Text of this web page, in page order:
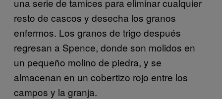
resto de cascos y desecha los granos
enfermos. Los granos de trigo después
regresan a Spence, donde son molidos en
un pequeño molino de piedra, y se
almacenan en un cobertizo rojo entre los
campos y la granja.